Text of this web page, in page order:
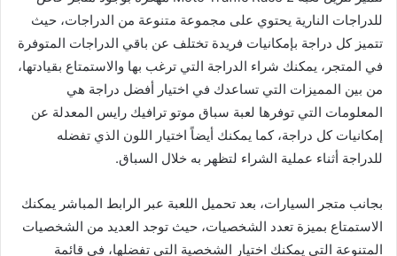
للدراجات النارية يحتوي على مجموعة متنوعة من الدراجات، حيث
تتميز كل دراجة بإمكانيات فريدة تختلف عن باقي الدراجات المتوفرة
في المتجر، يمكنك شراء الدراجة التي ترغب بها والاستمتاع بقيادتها،
من بين المميزات التي تساعدك في اختيار أفضل دراجة هي
المعلومات التي توفرها لعبة سباق موتو ترافيك رايس المعدلة عن
إمكانيات كل دراجة، كما يمكنك أيضاً اختيار اللون الذي تفضله
للدراجة أثناء عملية الشراء لتظهر به خلال السباق.
بجانب متجر السيارات، بعد تحميل اللعبة عبر الرابط المباشر يمكنك
الاستمتاع بميزة تعدد الشخصيات، حيث توجد العديد من الشخصيات
المتنوعة التي يمكنك اختيار الشخصية التي تفضلها، في قائمة